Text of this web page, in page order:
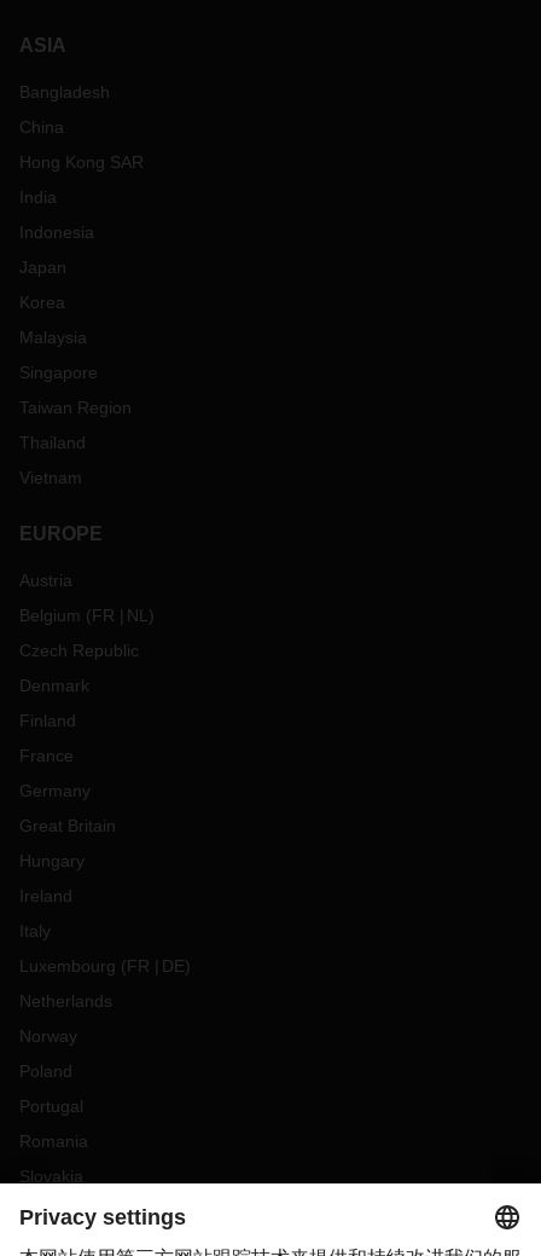
ASIA
Bangladesh
China
Hong Kong SAR
India
Indonesia
Japan
Korea
Malaysia
Singapore
Taiwan Region
Thailand
Vietnam
EUROPE
Austria
Belgium (FR NL )
Czech Republic
Denmark
Finland
France
Germany
Great Britain
Hungary
Ireland
Italy
Luxembourg (FR DE)
Netherlands
Norway
Poland
Portugal
Romania
Slovakia
Spain
Sweden